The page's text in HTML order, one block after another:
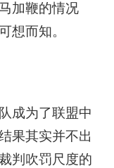
加鞭的情况
想而知。
成为了联盟中
果其实并不出
判吹罚尺度的